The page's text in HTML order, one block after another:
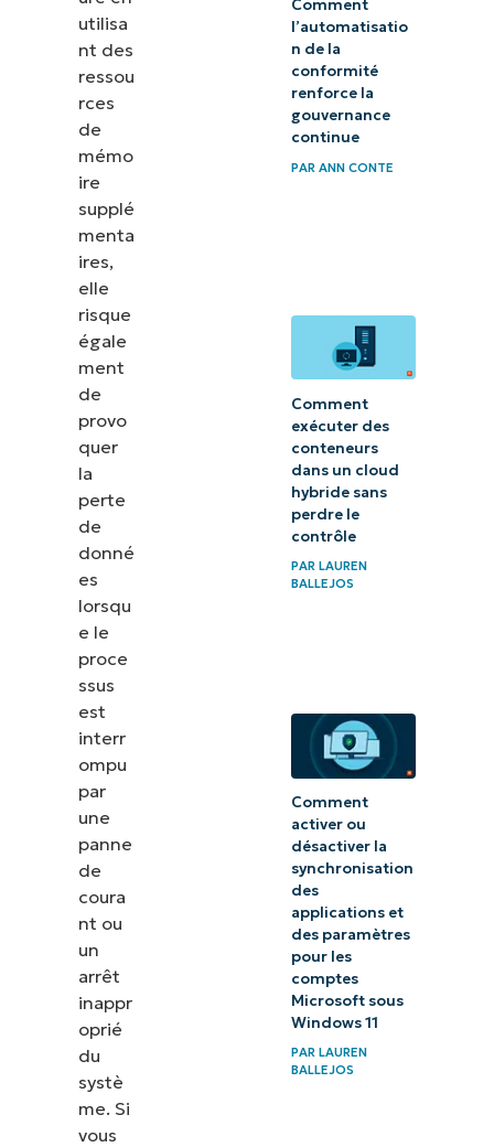
utilisa
nt des
ressou
rces
de
mémo
ire
supplé
menta
ires,
elle
risque
égale
ment
de
provo
quer
la
perte
de
donné
es
lorsqu
e le
proce
ssus
est
interr
ompu
par
une
panne
de
coura
nt ou
un
arrêt
inappr
oprié
du
systè
me. Si
vous
Comment
l’automatisatio
n de la
conformité
renforce la
gouvernance
continue
PAR ANN CONTE
Comment
exécuter des
conteneurs
dans un cloud
hybride sans
perdre le
contrôle
PAR LAUREN
BALLEJOS
Comment
activer ou
désactiver la
synchronisation
des
applications et
des paramètres
pour les
comptes
Microsoft sous
Windows 11
PAR LAUREN
BALLEJOS